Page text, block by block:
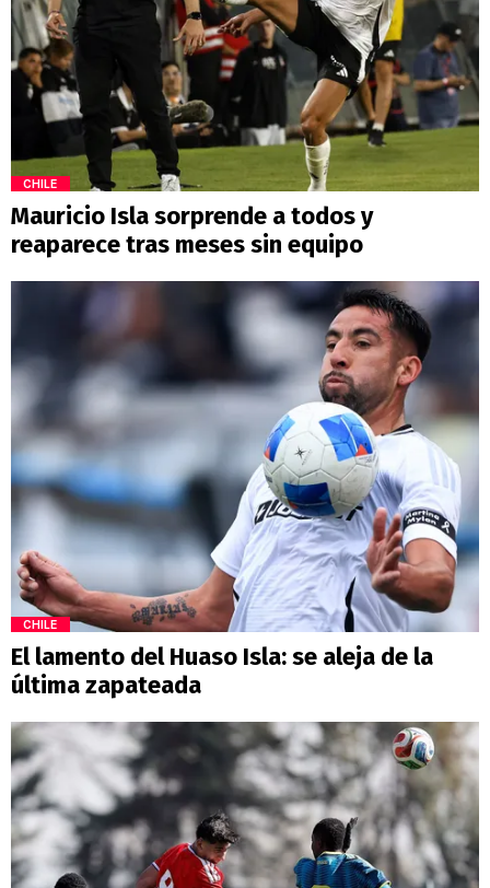
CHILE
Mauricio Isla sorprende a todos y
reaparece tras meses sin equipo
CHILE
El lamento del Huaso Isla: se aleja de la
última zapateada